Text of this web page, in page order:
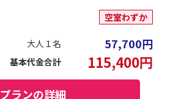
空室わずか
大人１名 57,700円
基本代金合計 115,400円
プランの詳細